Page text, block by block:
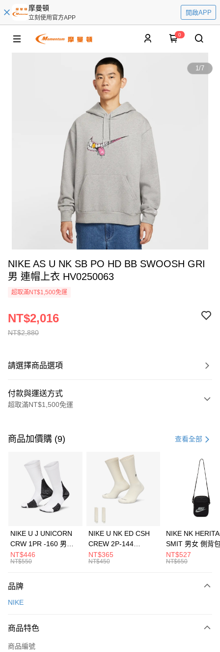
摩曼頓
立刻使用官方APP
開啟APP
0
1/7
NIKE AS U NK SB PO HD BB SWOOSH GRI
男 連帽上衣 HV0250063
超取滿NT$1,500免運
NT$2,880
NT$2,016
請選擇商品選項
付款與運送方式
超取滿NT$1,500免運
信用卡一次付款
3 期 0 利率 每期 21家銀行
合作金庫商業銀行
第一商業銀行
華南商業銀行
彰化商業銀行
上海商業儲蓄銀行
元大商業銀行
台灣樂天信用卡公司
Apple Pay
全盈+PAY
AFTEE先享後付
【關於「AFTEE先享後付」】
便利好安心！
３．安心：先確認商品／服務後，再付款。
【「AFTEE先享後付」結帳流程】
運送方式
每筆NT$100，滿NT$1,500(含以上)免運費
宅配
商品加價購 (9) 查看全部
NIKE U J UNICORN
CRW 1PR -160 男女
中統襪 FZ3393100
NT$446
NT$550
NIKE U NK ED CSH
CREW 2P-144
EMBRDY 男女 短統襪
FZ3073133
NT$365
NT$450
NIKE NK
SMIT 男女 側背
BA5871010
NT$527
NT$650
品牌
NIKE
商品特色
商品編號